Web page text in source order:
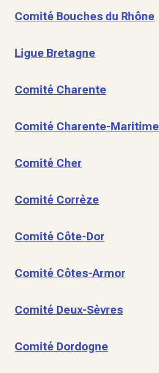
Comité Bouches du Rhône
Ligue Bretagne
Comité Charente
Comité Charente-Maritime
Comité Cher
Comité Corrèze
Comité Côte-Dor
Comité Côtes-Armor
Comité Deux-Sèvres
Comité Dordogne